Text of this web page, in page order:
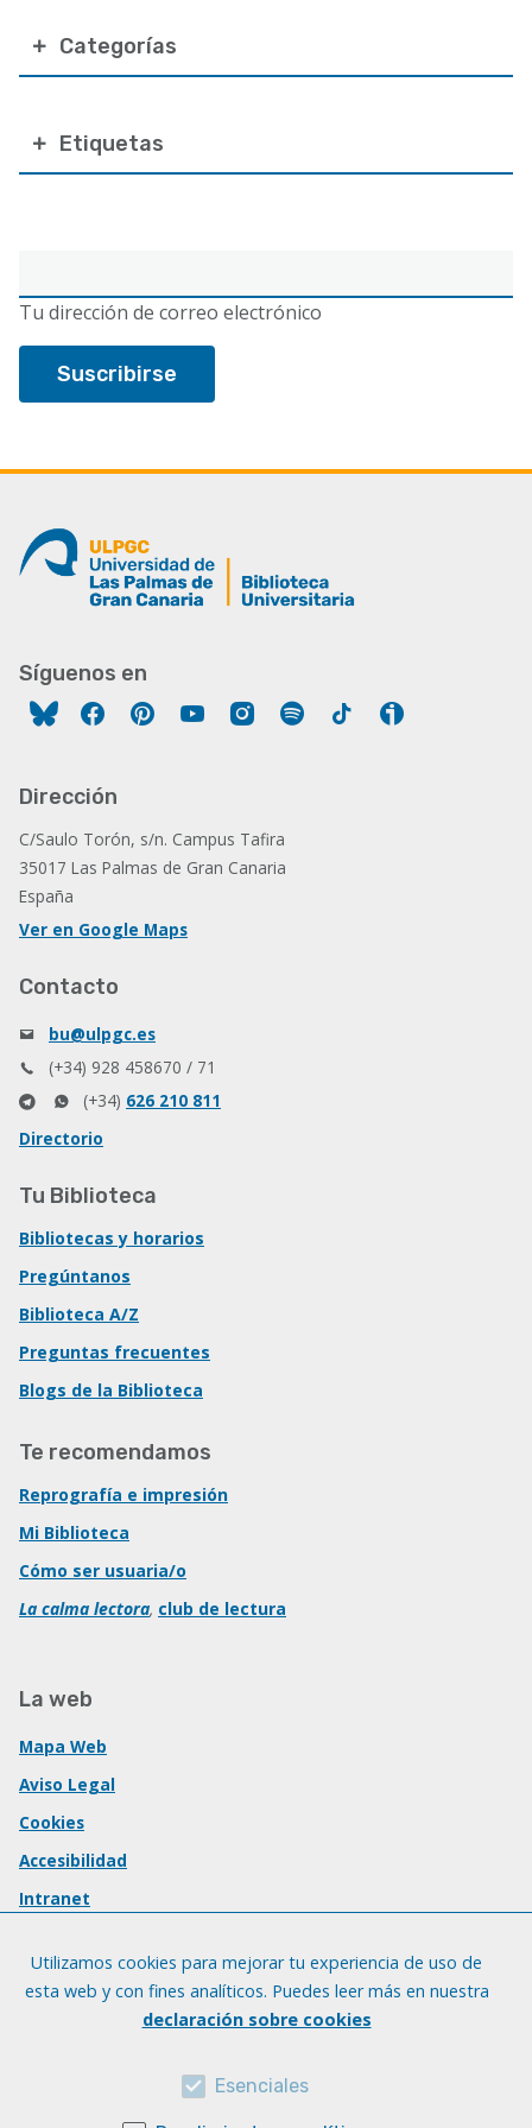
electrónico
Tu dirección de correo electrónico
Categorías
Etiquetas
Síguenos en
FacebookPinterestYouTubeInstagram
Spotify Tiktok
Dirección
C/Saulo Torón, s/n. Campus Tafira
35017 Las Palmas de Gran Canaria
España
Ver en Google Maps
Contacto
bu@ulpgc.es
(+34) 928 458670 / 71
(+34) 626 210 811
Directorio
Tu Biblioteca
Bibliotecas y horarios
Pregúntanos
Biblioteca A/Z
Preguntas frecuentes
Blogs de la Biblioteca
Te recomendamos
Reprografía e impresión
Mi Biblioteca
Cómo ser usuaria/o
La calma lectora, club de lectura
La web
Mapa Web
Aviso Legal
Cookies
Accesibilidad
Intranet
Utilizamos cookies para mejorar tu experiencia de uso de
esta web y con fines analíticos. Puedes leer más en nuestra
declaración sobre cookies
Esenciales